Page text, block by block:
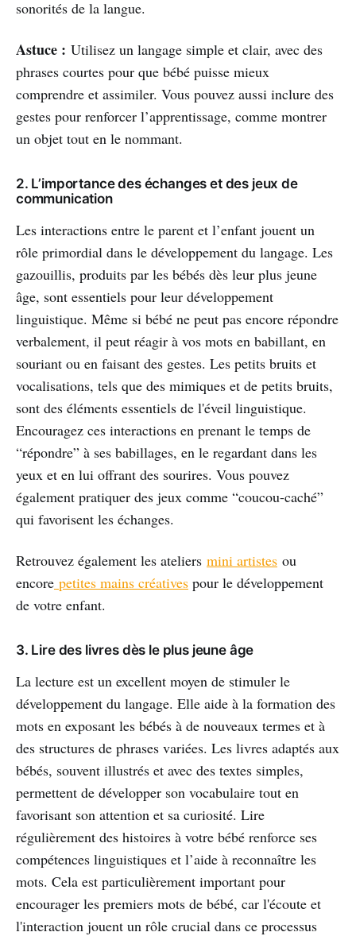
sonorités de la langue.
Astuce : Utilisez un langage simple et clair, avec des
phrases courtes pour que bébé puisse mieux
comprendre et assimiler. Vous pouvez aussi inclure des
gestes pour renforcer l’apprentissage, comme montrer
un objet tout en le nommant.
2. L’importance des échanges et des jeux de
communication
Les interactions entre le parent et l’enfant jouent un
rôle primordial dans le développement du langage. Les
gazouillis, produits par les bébés dès leur plus jeune
âge, sont essentiels pour leur développement
linguistique. Même si bébé ne peut pas encore répondre
verbalement, il peut réagir à vos mots en babillant, en
souriant ou en faisant des gestes. Les petits bruits et
vocalisations, tels que des mimiques et de petits bruits,
sont des éléments essentiels de l'éveil linguistique.
Encouragez ces interactions en prenant le temps de
“répondre” à ses babillages, en le regardant dans les
yeux et en lui offrant des sourires. Vous pouvez
également pratiquer des jeux comme “coucou-caché”
qui favorisent les échanges.
Retrouvez également les ateliers mini artistes ou
encore petites mains créatives pour le développement
de votre enfant.
3. Lire des livres dès le plus jeune âge
La lecture est un excellent moyen de stimuler le
développement du langage. Elle aide à la formation des
mots en exposant les bébés à de nouveaux termes et à
des structures de phrases variées. Les livres adaptés aux
bébés, souvent illustrés et avec des textes simples,
permettent de développer son vocabulaire tout en
favorisant son attention et sa curiosité. Lire
régulièrement des histoires à votre bébé renforce ses
compétences linguistiques et l’aide à reconnaître les
mots. Cela est particulièrement important pour
encourager les premiers mots de bébé, car l'écoute et
l'interaction jouent un rôle crucial dans ce processus